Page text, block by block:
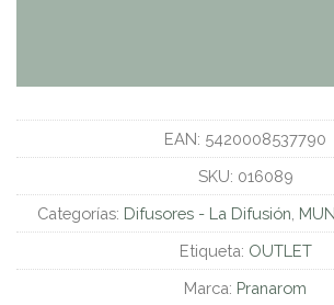
EAN: 5420008537790
SKU: 016089
Categorías: Difusores - La Difusión
Etiqueta: OUTLET
Marca: Pranarom